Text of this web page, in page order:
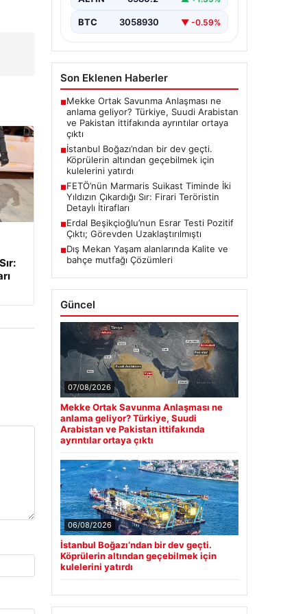
BTC 3058930 ▼ -0.59%
Son Eklenen Haberler
■Mekke Ortak Savunma Anlaşması ne
anlama geliyor? Türkiye, Suudi Arabistan
ve Pakistan ittifakında ayrıntılar ortaya
çıktı
■İstanbul Boğazı’ndan bir dev geçti.
Köprülerin altından geçebilmek için
kulelerini yatırdı
■FETÖ’nün Marmaris Suikast Timinde İki
Yıldızın Çıkardığı Sır: Firari Teröristin
Detaylı İtirafları
■Erdal Beşikçioğlu’nun Esrar Testi Pozitif
Çıktı; Görevden Uzaklaştırılmıştı
■Dış Mekan Yaşam alanlarında Kalite ve
bahçe mutfağı Çözümleri
Güncel
07/08/2026
Mekke Ortak Savunma Anlaşması ne
anlama geliyor? Türkiye, Suudi
Arabistan ve Pakistan ittifakında
ayrıntılar ortaya çıktı
06/08/2026
İstanbul Boğazı’ndan bir dev geçti.
Köprülerin altından geçebilmek için
kulelerini yatırdı